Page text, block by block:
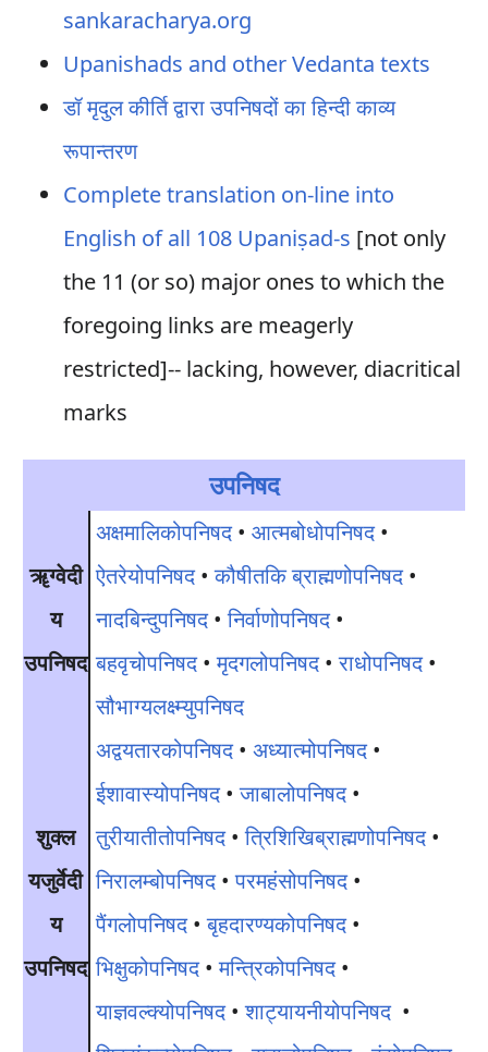
sankaracharya.org
Upanishads and other Vedanta texts
डॉ मृदुल कीर्ति द्वारा उपनिषदों का हिन्दी काव्य
रूपान्तरण
Complete translation on-line into
English of all 108 Upaniṣad-s [not only
the 11 (or so) major ones to which the
foregoing links are meagerly
restricted]-- lacking, however, diacritical
marks
उपनिषद
ॠग्वेदी
य
उपनिषद
अक्षमालिकोपनिषद• आत्मबोधोपनिषद•
ऐतरेयोपनिषद•कौषीतकि ब्राह्मणोपनिषद•
नादबिन्दुपनिषद•निर्वाणोपनिषद•
बहवृचोपनिषद•मृदगलोपनिषद•राधोपनिषद•
सौभाग्यलक्ष्म्युपनिषद
शुक्ल
यजुर्वेदी
य
उपनिषद
अद्वयतारकोपनिषद• अध्यात्मोपनिषद•
ईशावास्योपनिषद•जाबालोपनिषद•
तुरीयातीतोपनिषद•त्रिशिखिब्राह्मणोपनिषद•
निरालम्बोपनिषद•परमहंसोपनिषद•
पैंगलोपनिषद•बृहदारण्यकोपनिषद•
भिक्षुकोपनिषद•मन्त्रिकोपनिषद•
याज्ञवल्क्योपनिषद•शाट्यायनीयोपनिषद•